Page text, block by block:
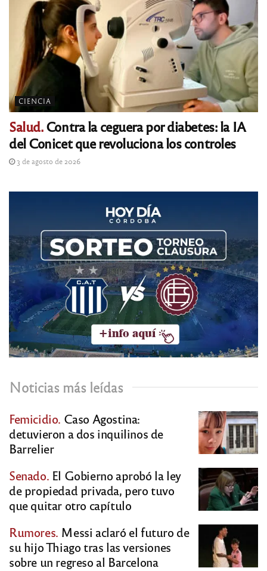
CIENCIA
Salud.Contra la ceguera por diabetes: la IA
del Conicet que revoluciona los controles
3 de agosto de 2026
Noticias más leídas
Femicidio. Caso Agostina:
detuvieron a dos inquilinos de
Barrelier
Senado. El Gobierno aprobó la ley
de propiedad privada, pero tuvo
que quitar otro capítulo
Rumores. Messi aclaró el futuro de
su hijo Thiago tras las versiones
sobre un regreso al Barcelona